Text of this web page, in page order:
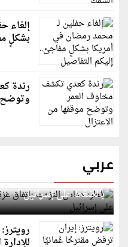
إلغاء
بشكلٍ
رندة
وتوضح
عربي
قطر: حماس التزمت باتفاق
بالضغط على إسرائيل